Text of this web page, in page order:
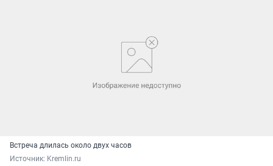
Встреча длилась около двух часов
Источник: Kremlin.ru